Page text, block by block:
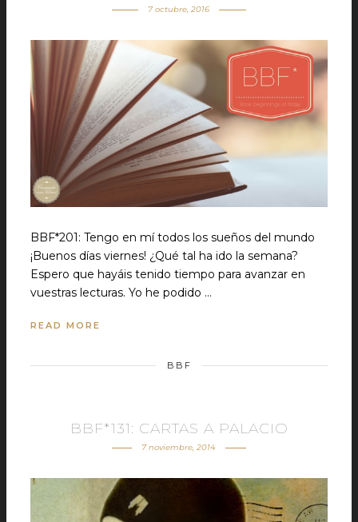
7 octubre, 2016
BBF*201: Tengo en mí todos los sueños del mundo
¡Buenos días viernes! ¿Qué tal ha ido la semana?
Espero que hayáis tenido tiempo para avanzar en
vuestras lecturas. Yo he podido …
READ MORE
BBF
BBF*131: CARTAS A PALACIO
7 noviembre, 2014